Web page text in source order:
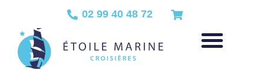
02 99 40 48 72